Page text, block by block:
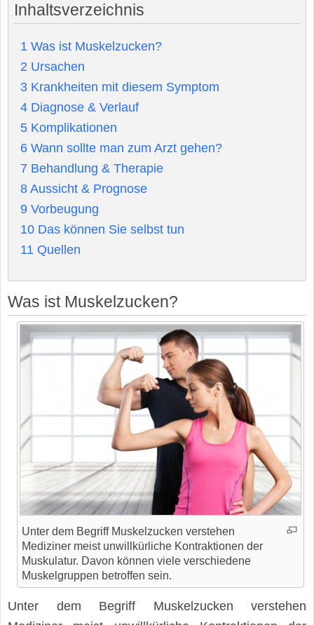
Inhaltsverzeichnis
1 Was ist Muskelzucken?
2 Ursachen
3 Krankheiten mit diesem Symptom
4 Diagnose & Verlauf
5 Komplikationen
6 Wann sollte man zum Arzt gehen?
7 Behandlung & Therapie
8 Aussicht & Prognose
9 Vorbeugung
10 Das können Sie selbst tun
11 Quellen
Was ist Muskelzucken?
Unter dem Begriff Muskelzucken verstehen
Mediziner meist unwillkürliche Kontraktionen der
Muskulatur. Davon können viele verschiedene
Muskelgruppen betroffen sein.
Unter dem Begriff Muskelzucken verstehen